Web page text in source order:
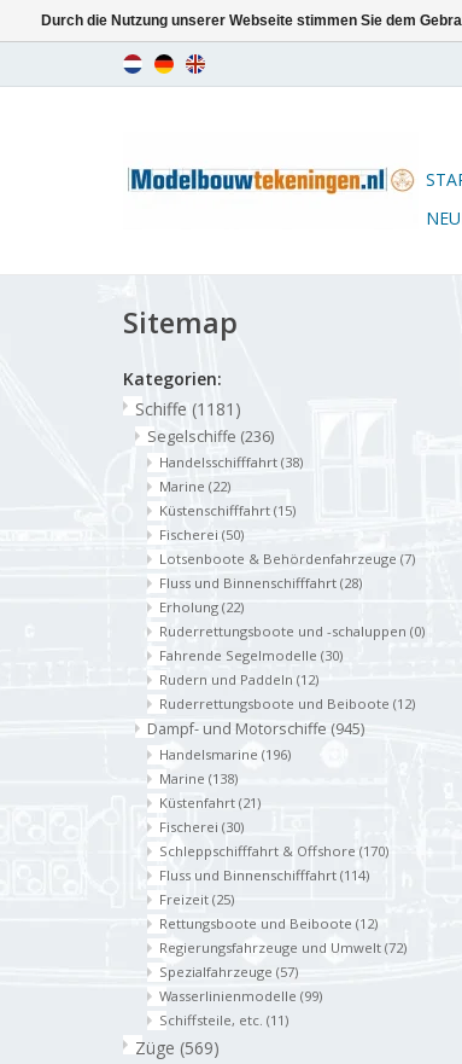
Sitemap
Kategorien:
Schiffe (1181)
Segelschiffe (236)
Handelsschifffahrt (38)
Marine (22)
Küstenschifffahrt (15)
Fischerei (50)
Lotsenboote & Behördenfahrzeuge (7)
Fluss und Binnenschifffahrt (28)
Erholung (22)
Ruderrettungsboote und -schaluppen (0)
Fahrende Segelmodelle (30)
Rudern und Paddeln (12)
Ruderrettungsboote und Beiboote (12)
Dampf- und Motorschiffe (945)
Handelsmarine (196)
Marine (138)
Küstenfahrt (21)
Fischerei (30)
Schleppschifffahrt & Offshore (170)
Fluss und Binnenschifffahrt (114)
Freizeit (25)
Rettungsboote und Beiboote (12)
Regierungsfahrzeuge und Umwelt (72)
Spezialfahrzeuge (57)
Wasserlinienmodelle (99)
Schiffsteile, etc. (11)
Züge (569)
Durch die Nutzung unserer Webseite stimmen Sie dem